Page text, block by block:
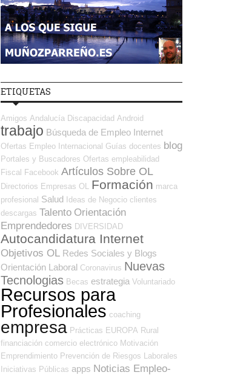
ETIQUETAS
Amigos Andalucía Discapacidad Android
trabajo Búsqueda de Empleo Internet
Ofertas Empleo Internacional Guías docentes blog
Portales y Buscadores Ofertas empleabilidad
Fiscal
Facebook Artículos Sobre OL
Directorios Empresas OL Formación marca
profesional Salud Ideas de Negocio clientes
descargas Talento Orientación
Emprendedores DIVERSIDAD
Autocandidatura Internet
Objetivos OL Redes Sociales y Blogs
Orientación Laboral Coronavirus Nuevas
Tecnologias Becas estrategia Voluntariado
Recursos para
Profesionales coaching
empresa Prácticas EUROPA Rural
financiación comercio electrónico Motivación
Emprendimiento Prevención de Riesgos Laborales
Iniciativas Públicas apps Noticias Empleo-